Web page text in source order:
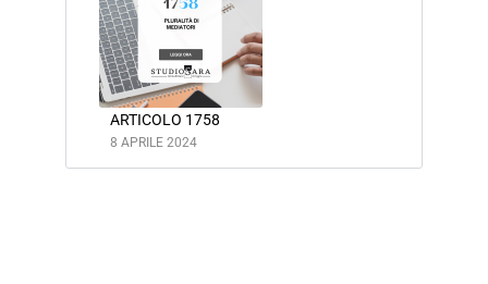
ARTICOLO 1758
8 APRILE 2024